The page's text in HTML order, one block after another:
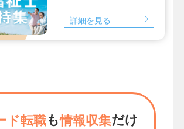
詳細を見る
ド転職も情報収集だけ